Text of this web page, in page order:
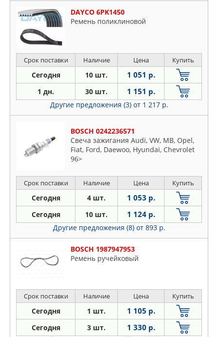
DAYCO 6PK1450
Ремень поликлиновой
Срок поставки Наличие Цена Купить
Сегодня 10 шт. 1 051 р.
1 дн. 30 шт. 1 151 р.
Другие предложения (3) от 1 217 р.
BOSCH 0242236571
Свеча зажигания Audi, VW, MB, Opel,
Fiat, Ford, Daewoo, Hyundai, Chevrolet
96>
Срок поставки Наличие Цена Купить
Сегодня 4 шт. 1 053 р.
Сегодня 10 шт. 1 124 р.
Другие предложения (8) от 893 р.
BOSCH 1987947953
Ремень ручейковый
Срок поставки Наличие Цена Купить
Сегодня 1 шт. 1 105 р.
Сегодня 3 шт. 1 330 р.